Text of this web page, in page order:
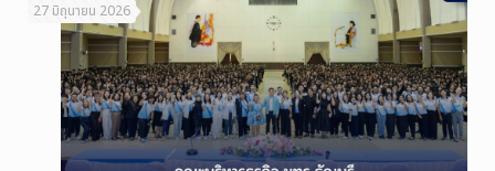
27 มิถุนายน 2026